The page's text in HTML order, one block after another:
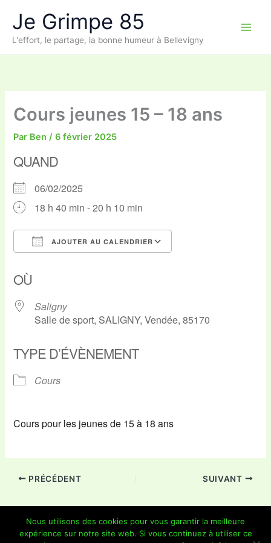
contenu
Je Grimpe 85
L'effort, le partage, la bonne humeur à Bellevigny
Cours jeunes 15 – 18 ans
Par Ben/6 février 2025
QUAND
06/02/2025
18 h 40 min - 20 h 10 min
AJOUTER AU CALENDRIER
OÙ
Saligny
Salle de sport, SALIGNY, Vendée, 85170
TYPE D’ÉVÈNEMENT
Cours
Cours pour les jeunes de 15 à 18 ans
PRÉCÉDENT SUIVANT
Nous utilisons des cookies pour vous garantir la meilleure
expérience sur notre site web. Si vous continuez à utiliser ce